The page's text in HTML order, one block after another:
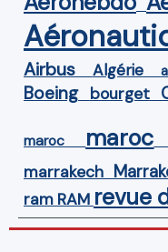
Airbus Algérie
Boeing bourget
maroc maroc
marrakech
ram RAM revue